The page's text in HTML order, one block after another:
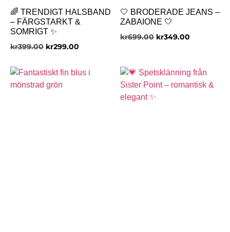
🌈 TRENDIGT HALSBAND
– FÄRGSTARKT &
SOMRIGT ✨
kr399.00 kr299.00
🤍 BRODERADE JEANS –
ZABAIONE 🤍
kr699.00 kr349.00